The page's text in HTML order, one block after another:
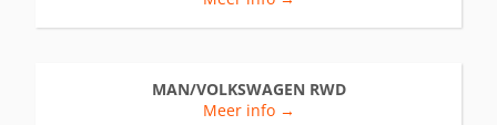
MAN/VOLKSWAGEN RWD
Meer info →